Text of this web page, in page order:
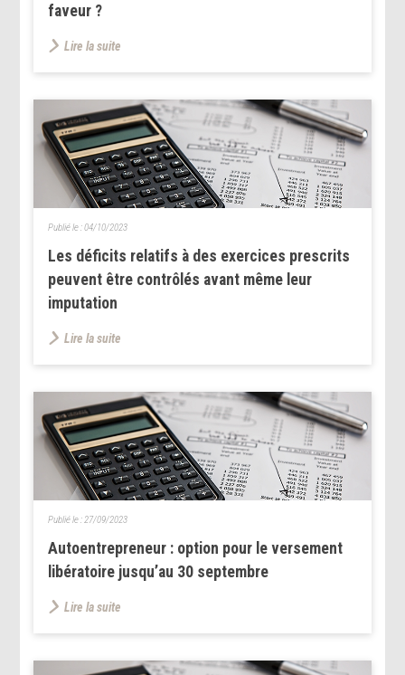
faveur ?
Lire la suite
Les déficits relatifs à des exercices prescrits
peuvent être contrôlés avant même leur
imputation
Publié le :04/10/2023
Lire la suite
Autoentrepreneur : option pour le versement
libératoire jusqu’au 30 septembre
Publié le : 27/09/2023
Lire la suite